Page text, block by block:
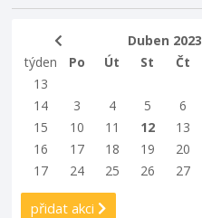
Duben 2023
týden
Po Út St Čt
13
14
3 4 5 6
15
10 11 12 13
16
17 18 19 20
17
24 25 26 27
přidat akci